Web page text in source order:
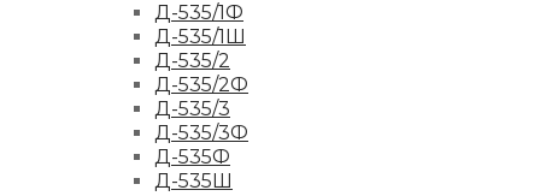
Д-535/1Ф
Д-535/1Ш
Д-535/2
Д-535/2Ф
Д-535/3
Д-535/3Ф
Д-535Ф
Д-535Ш